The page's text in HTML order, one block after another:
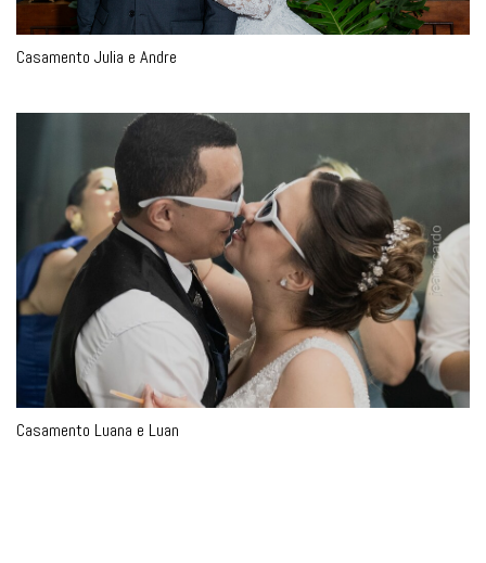
Casamento Julia e Andre
Casamento Luana e Luan